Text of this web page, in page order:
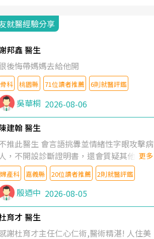
就醫經驗分享
邦鑫 醫生
後悔帶媽媽去給他開
骨科 桃園縣 71位讀者推薦 6則就醫評鑑
吳華桐 2026-08-06
建翰 醫生
推此醫生 會言語挑釁並情緒性字眼攻擊病
，不開設診斷證明書，還會質疑其他醫生
判斷！
更多
婦產科 嘉義縣 20位讀者推薦 2則就醫評鑑
殷迺中 2026-08-05
育才 醫生
謝杜育才主任仁心仁術,醫術精湛! 人住美